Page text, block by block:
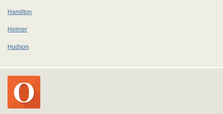
Hamilton
Helmer
Hudson